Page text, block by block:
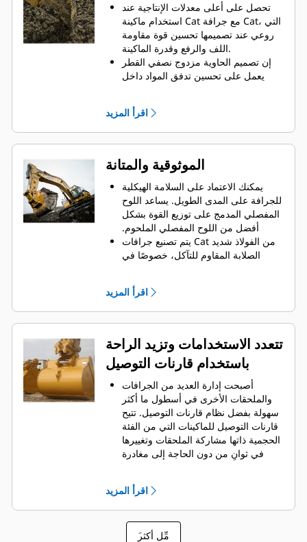
تحصل على أعلى معدلات الإنتاجية عند
استخدام ماكينة Cat مع جرافة Cat، التي
روعي عند تصميمها تحسين قوة مقاومة
اللف والرفع وقدرة الماكينة.
إن تصميم الحاوية مزدوج نصفي القطر
يعمل على تحسين تدفق المواد داخل
عدم سحب الجزء السفلي من الجرافة،
يزيد استهلاك الوقود إلى الحد الأقصى
أثناء الحفر. تم تصميم جرافات Cat بحيث
تخترق المواد بمنتهى السرعة لتحسين
تحميل كمية أكبر من المواد في أقل وقت
ممكن. يساعد شكل الجرافة والقضبان
الجانبية على الاحتفاظ بمعظم المواد في
الجرافة لكل حمولة.
اقرأ المزيد
الموثوقية والمتانة
يمكنك الاعتماد على السلامة الهيكلية
للجرافة على المدى الطويل. ‏‫يساعد اللوح
المفصلي المدمج على توزيع القوة بشكل
أفضل من اللوح المفصلي الملحوم.
يتم تصنيع جرافات Cat من الفولاذ شديد
الصلابة المقاوم للتآكل، خصوصًا في
يمكنك حماية أهم المناطق التي تتعرض
للتآكل المفرط في الجرافة باستخدام
أدوات التعشيق الأرضية (GET) من Cat .
‏‫تحافظ واقيات القضبان الجانبية والقواطع
الجانبية على أجزاء الجرافة التي تحتك
بالمواد وتخترقها بأكبر قدر.
يمكنك خفض تكاليف الصيانة باختيار
أدوات التعشيق الأرضية (GET) المناسبة
لجرافتك وتطبيقاتك.
تتوفر خيارات متنوعة من أطراف
الجرافات بما يتناسب مع تطبيقاتك.‬ سواء
كنت بحاجة إلى تنظيف الأرض وتسويتها أو
الحفر في المواد الصلبة الكاشطة، ستجد
لدينا الطرف المناسب.
اقرأ المزيد
تتعدد الاستخدامات وتزيد الراحة
باستخدام قارنات التوصيل
أصبحت إدارة العديد من الجرافات
والملحقات الأخرى في أسطول ما أكثر
سهولة بفضل نظام قارنات التوصيل. ‏‫تتيح
قارنات التوصيل للماكينات التي من الفئة
الحجمية ذاتها مشاركة الملحقات وتغييرها
في ثوانٍ من دون الحاجة إلى مغادرة
كما أن الجرافات التي يمكن تثبيتها
مباشرة بالماكينة بمسامير تتوافق مع
قارنات التوصيل ذات مسمار الإمساك من
Cat®‎، باستثناء الجرافات ذات مسمار
الإمساك من الفئة Performance.‬ ‏‫تحتوي
اقرأ المزيد
َمِّل أكثر